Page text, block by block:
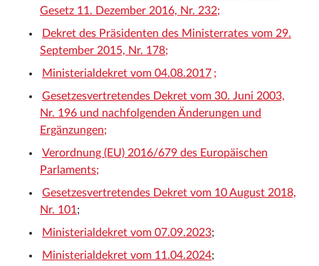
Gesetz 11. Dezember 2016, Nr. 232;
Dekret des Präsidenten des Ministerrates vom 29.
September 2015, Nr. 178;
Ministerialdekret vom 04.08.2017 ;
Gesetzesvertretendes Dekret vom 30. Juni 2003,
Nr. 196 und nachfolgenden Änderungen und
Ergänzungen;
Verordnung (EU) 2016/679 des Europäischen
Parlaments;
Gesetzesvertretendes Dekret vom 10 August 2018,
Nr. 101 ;
Ministerialdekret vom 07.09.2023;
Ministerialdekret vom 11.04.2024;